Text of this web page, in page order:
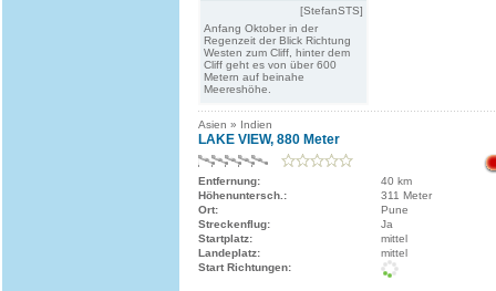
[StefanSTS]
Anfang Oktober in der
Regenzeit der Blick Richtung
Westen zum Cliff, hinter dem
Cliff geht es von über 600
Metern auf beinahe
Meereshöhe.
Asien » Indien
LAKE VIEW, 880 Meter
Entfernung:
40 km
Höhenuntersch.:
311 Meter
Ort:
Pune
Streckenflug:
Ja
Startplatz:
mittel
Landeplatz:
mittel
Start Richtungen: